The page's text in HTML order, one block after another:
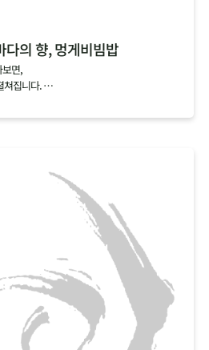
다의 향, 멍게비빔밥
보면,
쳐집니다.
고 나면,
않고 오롯이 느낄 수 있답니다.
품은 멍게로 나른해진 몸과 마음을 깨워보